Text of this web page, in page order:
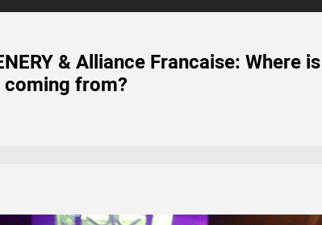
& Alliance Francaise: Where is
from?